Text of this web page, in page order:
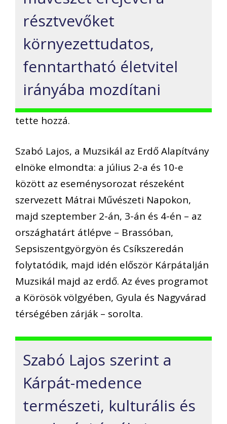
résztvevőket
környezettudatos,
fenntartható életvitel
irányába mozdítani
tette hozzá.
Szabó Lajos, a Muzsikál az Erdő Alapítvány
elnöke elmondta: a július 2-a és 10-e
között az eseménysorozat részeként
szervezett Mátrai Művészeti Napokon,
majd szeptember 2-án, 3-án és 4-én – az
országhatárt átlépve – Brassóban,
Sepsiszentgyörgyön és Csíkszeredán
folytatódik, majd idén először Kárpátalján
Muzsikál majd az erdő. Az éves programot
a Körösök völgyében, Gyula és Nagyvárad
térségében zárják – sorolta.
Szabó Lajos szerint a
Kárpát-medence
természeti, kulturális és